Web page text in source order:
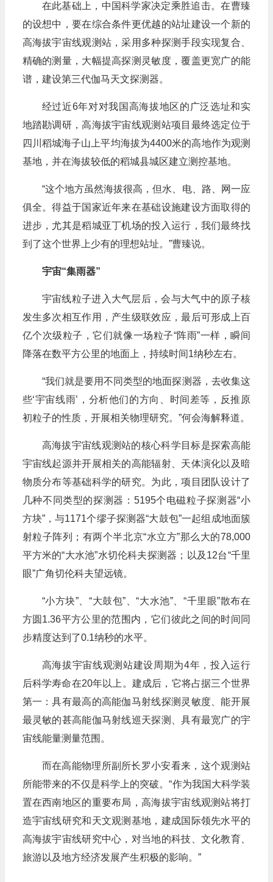
在此基础上，中国科学家决定乘胜追击。在曹臻
的设想中，要在综合条件更优越的站址建设一个新的
高海拔宇宙线观测站，采用多种探测手段实现复合、
精确的测量，大幅提高探测灵敏度，覆盖更宽广的能
谱，建设第三代伽马天文探测器。
经过近6年对对我国高海拔地区的广泛选址和实
地踏勘调研，高海拔宇宙线观测站项目最终选定位于
四川稻城海子山上平均海拔为4400米的高地作为观测
基地，并在海拔较低的稻城县城区建立测控基地。
“这个地方虽然海拔很高，但水、电、路、网一应
俱全。得益于国家近年来在基础设施建设方面取得的
进步，尤其是稻城亚丁机场的投入运行，我们最终找
到了这个世界上少有的理想站址。”曹臻说。
宇宙“集雨器”
宇宙线粒子进入大气层后，会与大气中的原子核
发生多次相互作用，产生级联效应，最后可形成上百
亿个次级粒子，它们就像一场粒子“阵雨”一样，瞬间
降落在数平方公里的地面上，持续时间1纳秒左右。
“我们就是要用不同类型的地面探测器，去收集这
些‘宇宙线雨’，分析他们的方向、时间差等，反推原
初粒子的性质，开展相关物理研究。”何会海解释道。
高海拔宇宙线观测站的核心科学目标是探索高能
宇宙线起源并开展相关的高能辐射、天体演化以及暗
物质分布等基础科学的研究。为此，项目团队设计了
几种不同类型的探测器：5195个电磁粒子探测器“小
方块”，与1171个缪子探测器“大鼓包”一起组成地面簇
射粒子阵列；有两个半北京“水立方”那么大的78,000
平方米的“大水池”水切伦科夫探测器；以及12台“千里
眼”广角切伦科夫望远镜。
“小方块”、“大鼓包”、“大水池”、“千里眼”散布在
方圆1.36平方公里的范围内，它们彼此之间的时间同
步精度达到了0.1纳秒的水平。
高海拔宇宙线观测站建设周期为4年，投入运行
后科学寿命在20年以上。建成后，它将占据三个世界
第一：具有最高的高能伽马射线探测灵敏度、能开展
最灵敏的甚高能伽马射线巡天探测、具有最宽广的宇
宙线能量测量范围。
而在高能物理所副所长罗小安看来，这个观测站
所能带来的不仅是科学上的突破。“作为我国大科学装
置在西南地区的重要布局，高海拔宇宙线观测站将打
造宇宙线研究和天文观测基地，建成国际领先水平的
高海拔宇宙线研究中心，对当地的科技、文化教育、
旅游以及地方经济发展产生积极的影响。”